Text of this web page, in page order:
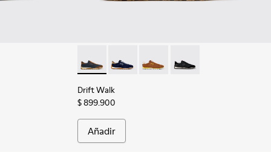
marrones de materiales técnicos reciclados para
011 - Zapatillas azules de materiales técnicos reciclados para
Drift Walk - K101097-008 - Zapatillas de
Drift Walk - K101097-005 -
Drift Walk - K101097-003
Drift Walk - K101097-
Drift Walk
$ 899.900
Añadir